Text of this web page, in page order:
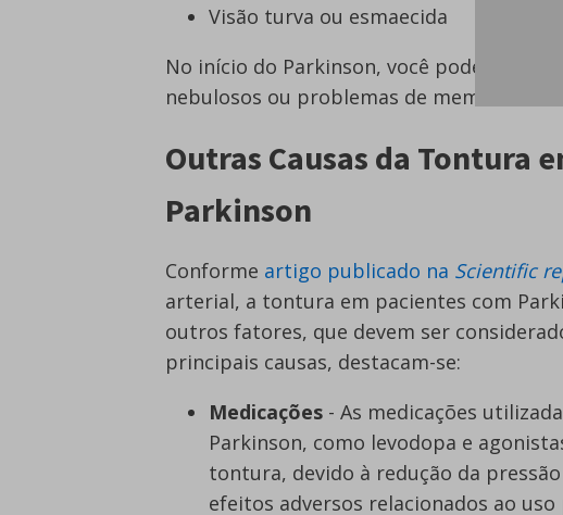
Visão turva ou esmaecida
No início do Parkinson, você pode não
nebulosos ou problemas de memória.
Outras Causas da Tontura
Parkinson
Conforme artigo publicado na Scientific
arterial, a tontura em pacientes com
outros fatores, que devem ser
principais causas, destacam-se:
Medicações - As medicações
Parkinson, como levodopa e
tontura, devido à redução da
efeitos adversos relacionados ao